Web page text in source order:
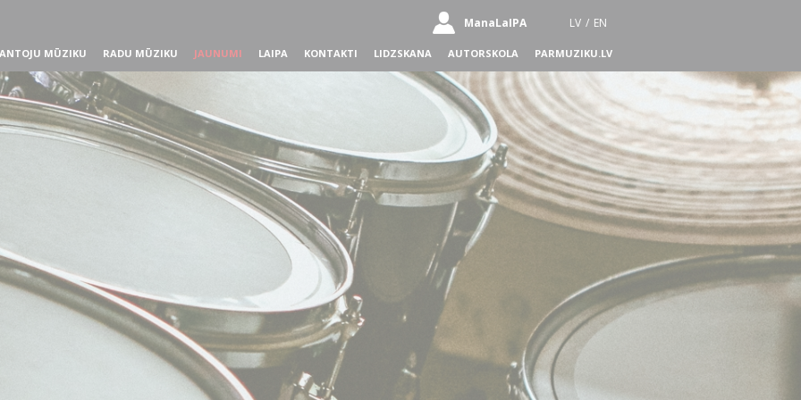
ManaLaIPA LV / EN
MŪZIKU RADU MŪZIKU JAUNUMI LAIPA KONTAKTI LIDZSKANA AUTORSKOLA PARMUZIKU.LV